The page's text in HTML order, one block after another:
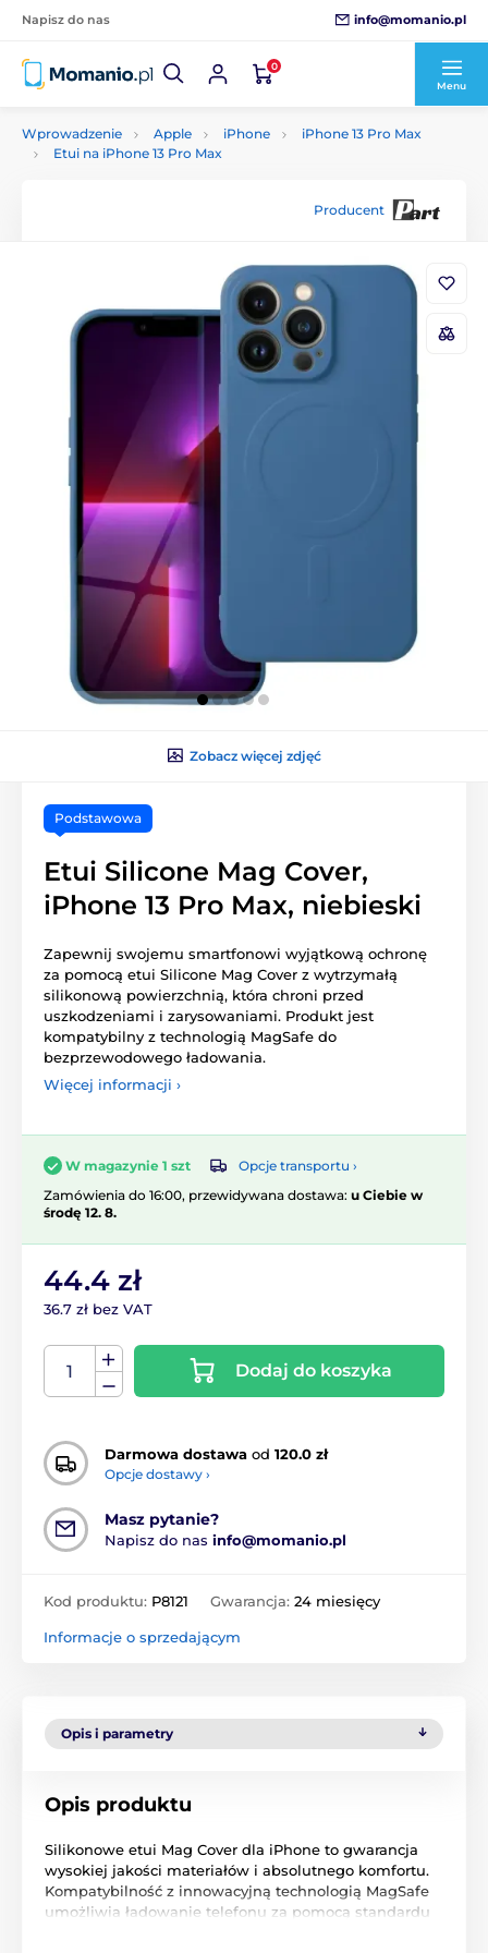
Napisz do nas info@momanio.pl
0
Menu
Wprowadzenie Apple iPhone
iPhone 13 Pro Max
Etui na iPhone 13 Pro Max
Producent
Zobacz więcej zdjęć
Podstawowa
Etui Silicone Mag Cover,
iPhone 13 Pro Max, niebieski
Zapewnij swojemu smartfonowi wyjątkową ochronę
za pomocą etui Silicone Mag Cover z wytrzymałą
silikonową powierzchnią, która chroni przed
uszkodzeniami i zarysowaniami. Produkt jest
kompatybilny z technologią MagSafe do
bezprzewodowego ładowania.
Więcej informacji ›
W magazynie 1 szt
Opcje transportu ›
Zamówienia do 16:00, przewidywana dostawa: u Ciebie w
środę 12. 8.
44.4 zł
36.7 zł bez VAT
Dodaj do koszyka
Darmowa dostawa od 120.0 zł
Opcje dostawy ›
Masz pytanie?
Napisz do nas info@momanio.pl
Kod produktu: P8121 Gwarancja: 24 miesięcy
Informacje o sprzedającym
Opis i parametry
Opis produktu
Silikonowe etui Mag Cover dla iPhone to gwarancja
wysokiej jakości materiałów i absolutnego komfortu.
Kompatybilność z innowacyjną technologią MagSafe
umożliwia ładowanie telefonu za pomocą standardu